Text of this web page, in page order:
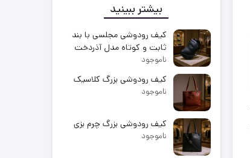
بیشتر ببینید
کیف رودوشی مجلسی با بند
ثابت و کوتاه مدل آذردخت
ناموجود
کیف رودوشی بزرگ کلاسیک
ناموجود
کیف رودوشی بزرگ چرم بزی
ناموجود